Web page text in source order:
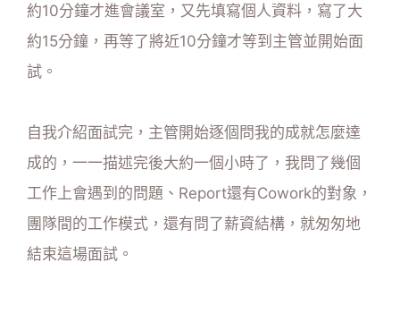
約10分鐘才進會議室，又先填寫個人資料，寫了大
約15分鐘，再等了將近10分鐘才等到主管並開始面
試。
自我介紹面試完，主管開始逐個問我的成就怎麼達
成的，一一描述完後大約一個小時了，我問了幾個
工作上會遇到的問題、Report還有Cowork的對象，
團隊間的工作模式，還有問了薪資結構，就匆匆地
結束這場面試。